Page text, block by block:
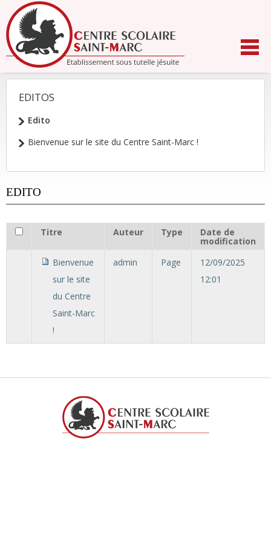
contenu.
|
Aller
à
la
navigation
NAVIGATION
EDITOS
Edito
Bienvenue sur le site du Centre Saint-Marc !
EDITO
Titre Auteur Type Date de
modification
Bienvenue
sur le site
du Centre
Saint-Marc
!
admin Page
12/09/2025
12:01